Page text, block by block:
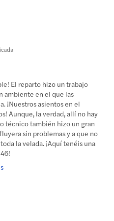
El reparto hizo un trabajo
ambiente en el que las
¡Nuestros asientos en el
Aunque, la verdad, allí no hay
técnico también hizo un gran
sin problemas y a que no
la velada. ¡Aquí tenéis una